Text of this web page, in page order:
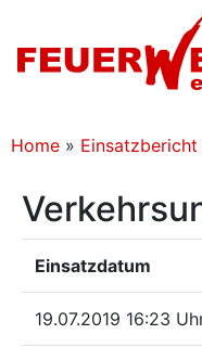
Home » Einsatzbericht
Einsatzdatum
19.07.2019 16:23